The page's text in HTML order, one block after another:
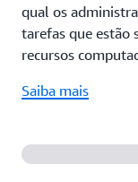
qual os
tarefas que estão
recursos
Saiba mais